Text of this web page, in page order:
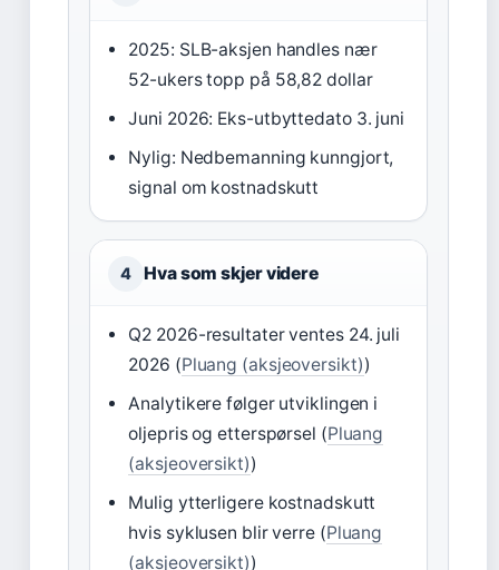
2025: SLB-aksjen handles nær
52-ukers topp på 58,82 dollar
Juni 2026: Eks-utbyttedato 3. juni
Nylig: Nedbemanning kunngjort,
signal om kostnadskutt
4 Hva som skjer videre
Q2 2026-resultater ventes 24. juli
2026 (Pluang (aksjeoversikt))
Analytikere følger utviklingen i
oljepris og etterspørsel (Pluang
(aksjeoversikt))
Mulig ytterligere kostnadskutt
hvis syklusen blir verre (Pluang
(aksjeoversikt))